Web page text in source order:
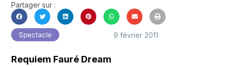
Partager sur :
Spectacle 9 février 2011
Requiem Fauré Dream